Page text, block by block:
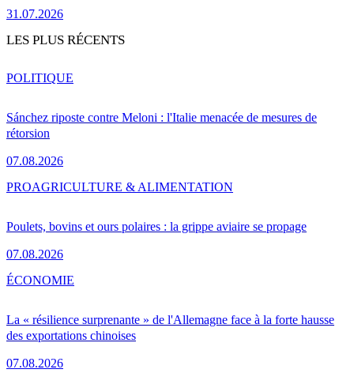
31.07.2026
LES PLUS RÉCENTS
Sánchez riposte contre Meloni : l'Italie menacée de mesures de
rétorsion
07.08.2026
POLITIQUE
Poulets, bovins et ours polaires : la grippe aviaire se propage
07.08.2026
PROAGRICULTURE & ALIMENTATION
La « résilience surprenante » de l'Allemagne face à la forte hausse
des exportations chinoises
07.08.2026
ÉCONOMIE